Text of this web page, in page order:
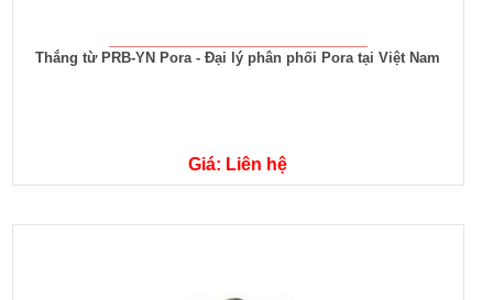
Thắng từ PRB-YN Pora - Đại lý phân phối Pora tại Việt Nam
Giá: Liên hệ